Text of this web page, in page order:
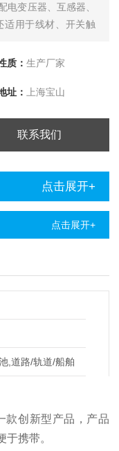
电变压器、互感器、
适用于线材、开关触
值极低，对此本仪器
质： 生产厂家
址： 上海宝山
联系我们
点击展开+
点击展开+
,道路/轨道/船舶
款创新型产品，产品
携带。